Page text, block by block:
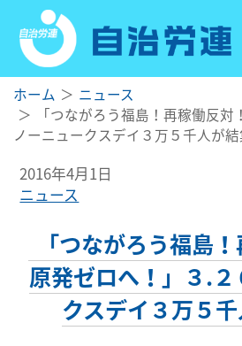
ホーム
ニュース
「つながろう福島！再稼働反
ノーニュークスデイ３万５千人が
2016年4月1日
ニュース
「つながろう福島
原発ゼロへ！」３.
クスデイ３万５